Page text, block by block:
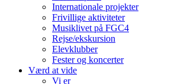
Internationale projekter
Frivillige aktiviteter
Musiklivet på FGC4
Rejse/ekskursion
Elevklubber
Fester og koncerter
Værd at vide
Vi er